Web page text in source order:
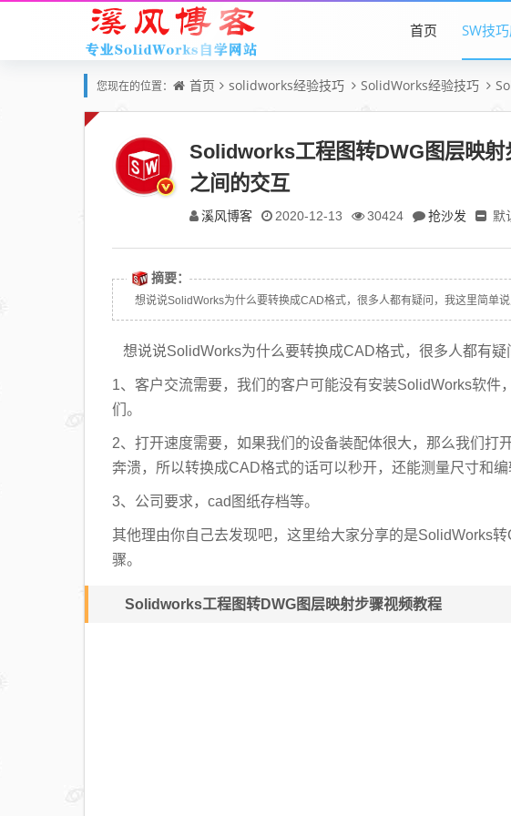
首页 SW技
您现在的位置： 首页 solidworks经验技巧 SolidWorks经验技巧
Solidworks工程图转DWG图层映
之间的交互
溪风博客 2020-12-13 30424 抢沙发 默
摘要：
想说说SolidWorks为什么要转换成CAD格式，很多人都有疑问，我这里简单
想说说SolidWorks为什么要转换成CAD格式，很多人都有疑
1、客户交流需要，我们的客户可能没有安装SolidWorks软
们。
2、打开速度需要，如果我们的设备装配体很大，那么我们打
奔溃，所以转换成CAD格式的话可以秒开，还能测量尺寸和编
3、公司要求，cad图纸存档等。
其他理由你自己去发现吧，这里给大家分享的是SolidWorks
骤。
Solidworks工程图转DWG图层映射步骤视频教程